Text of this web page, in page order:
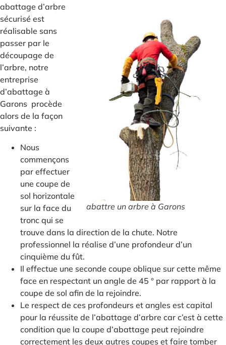
abattre un arbre à Garons
abattage d’arbre
sécurisé est
réalisable sans
passer par le
découpage de
l’arbre, notre
entreprise
d’abattage à
Garons procède
alors de la façon
suivante :
Nous
commençons
par effectuer
une coupe de
sol horizontale
sur la face du
tronc qui se
trouve dans la direction de la chute. Notre
professionnel la réalise d’une profondeur d’un
cinquième du fût.
Il effectue une seconde coupe oblique sur cette même
face en respectant un angle de 45 ° par rapport à la
coupe de sol afin de la rejoindre.
Le respect de ces profondeurs et angles est capital
pour la réussite de l’abattage d’arbre car c’est à cette
condition que la coupe d’abattage peut rejoindre
correctement les deux autres coupes et faire tomber